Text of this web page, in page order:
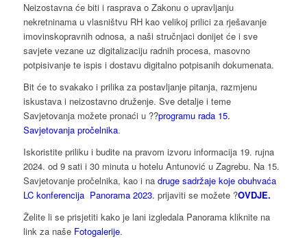
Neizostavna će biti i rasprava o Zakonu o upravljanju
nekretninama u vlasništvu RH kao velikoj prilici za rješavanje
imovinskopravnih odnosa, a naši stručnjaci donijet će i sve
savjete vezane uz digitalizaciju radnih procesa, masovno
potpisivanje te ispis i dostavu digitalno potpisanih dokumenata.
Bit će to svakako i prilika za postavljanje pitanja, razmjenu
iskustava i neizostavno druženje. Sve detalje i teme
Savjetovanja možete pronaći u ??programu rada 15.
Savjetovanja pročelnika.
Iskoristite priliku i budite na pravom izvoru informacija 19. rujna
2024. od 9 sati i 30 minuta u hotelu Antunović u Zagrebu. Na 15.
Savjetovanje pročelnika, kao i na druge sadržaje koje obuhvaća
LC konferencija Panorama 2023. prijaviti se možete ?OVDJE.
Želite li se prisjetiti kako je lani izgledala Panorama kliknite na
link za naše Fotogalerije.